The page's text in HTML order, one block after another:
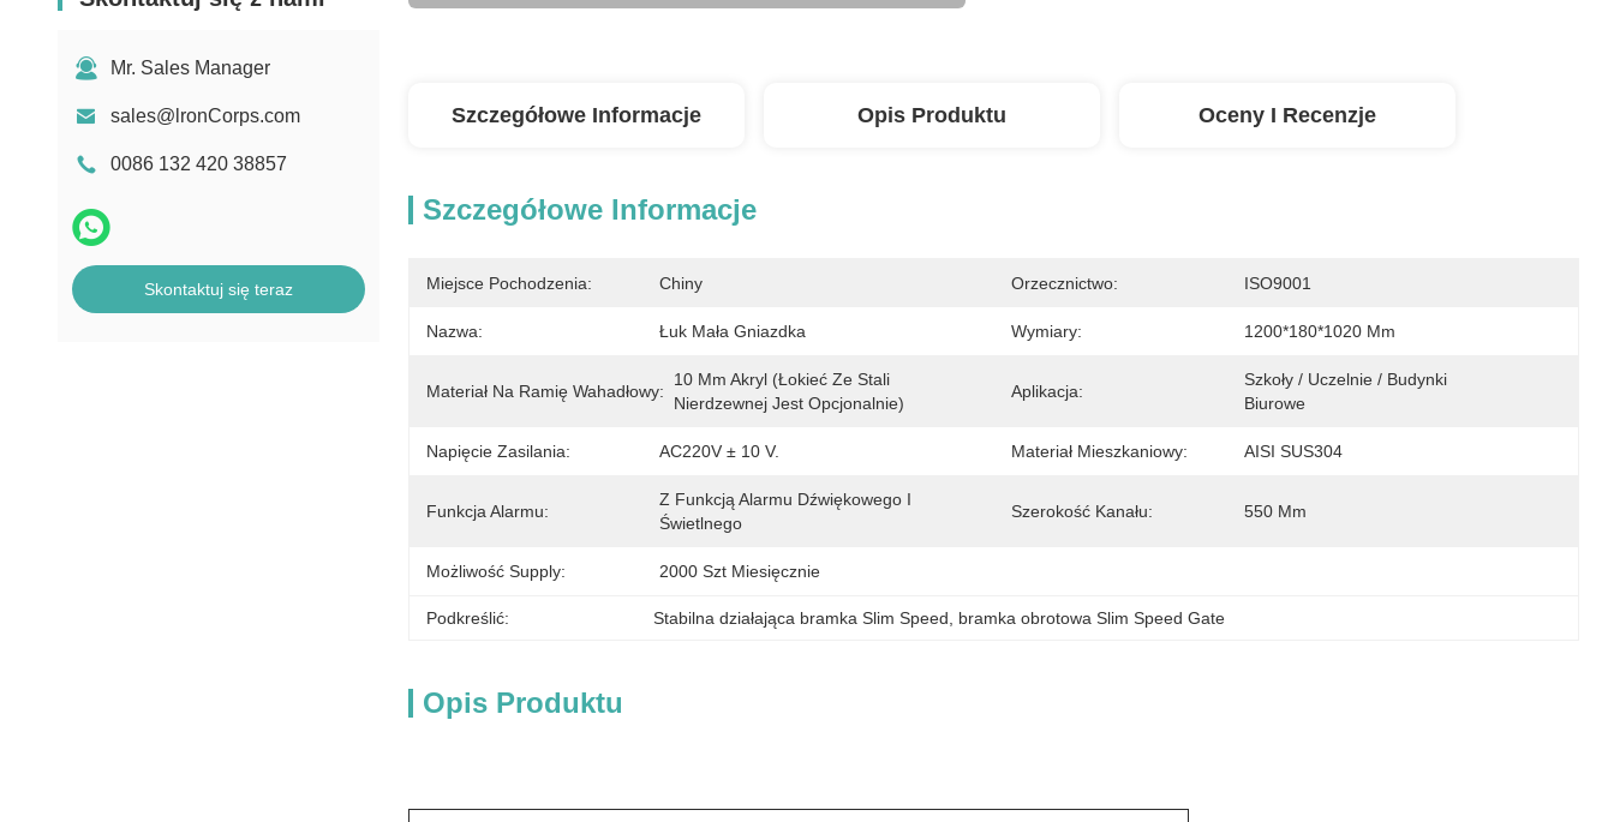
Mr. Sales Manager
sales@lronCorps.com
0086 132 420 38857
Skontaktuj się teraz
Szczegółowe Informacje Opis Produktu Oceny I Recenzje
Szczegółowe Informacje
Miejsce Pochodzenia: Chiny Orzecznictwo: ISO9001
Nazwa: Łuk Mała Gniazdka Wymiary: 1200*180*1020 Mm
Materiał Na Ramię Wahadłowy:
10 Mm Akryl (łokieć Ze Stali
Nierdzewnej Jest Opcjonalnie)
Aplikacja:
Szkoły / Uczelnie / Budynki
Biurowe
Napięcie Zasilania: AC220V ± 10 V. Materiał Mieszkaniowy: AISI SUS304
Funkcja Alarmu:
Z Funkcją Alarmu Dźwiękowego I
Świetlnego
Szerokość Kanału: 550 Mm
Możliwość Supply: 2000 Szt Miesięcznie
Podkreślić: Stabilna działająca bramka Slim Speed bramka obrotowa Slim Speed ​​Gate
Opis Produktu